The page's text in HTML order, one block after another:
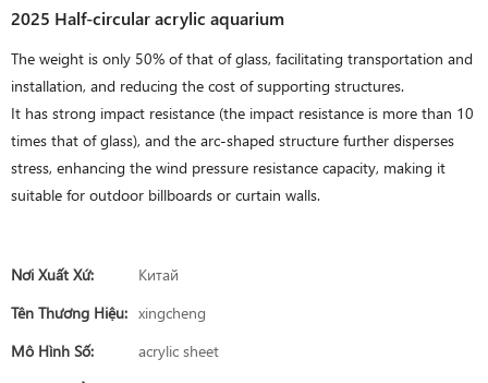
2025 Half-circular acrylic aquarium
The weight is only 50% of that of glass, facilitating transportation and
installation, and reducing the cost of supporting structures.
It has strong impact resistance (the impact resistance is more than 10
times that of glass), and the arc-shaped structure further disperses
stress, enhancing the wind pressure resistance capacity, making it
suitable for outdoor billboards or curtain walls.
Nơi Xuất Xứ:
Китай
Tên Thương Hiệu: xingcheng
Mô Hình Số:
acrylic sheet